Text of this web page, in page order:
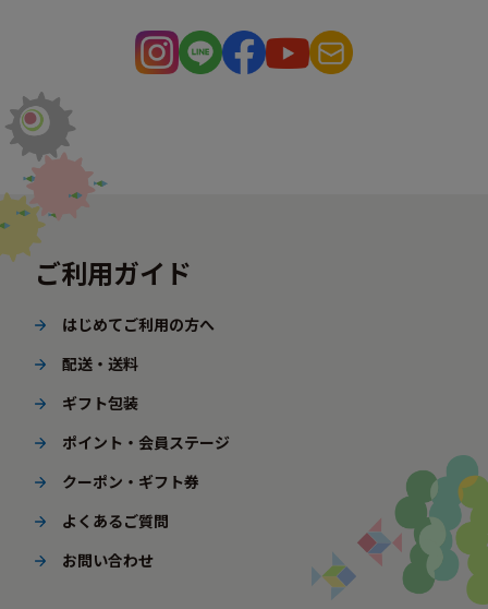
ご利用ガイド
はじめてご利用の方へ
配送・送料
ギフト包装
ポイント・会員ステージ
クーポン・ギフト券
よくあるご質問
お問い合わせ